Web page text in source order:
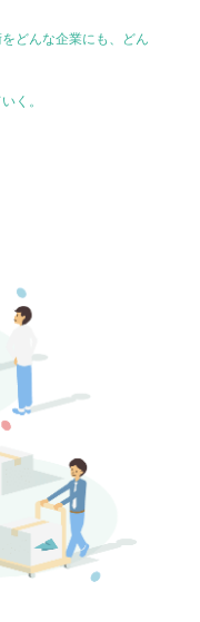
どんな企業にも、どん
く。